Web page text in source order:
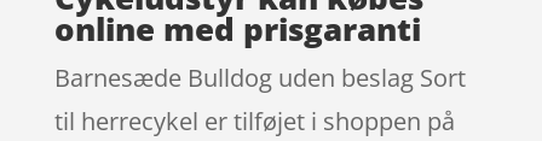
online med prisgaranti
Barnesæde Bulldog uden beslag Sort
til herrecykel er tilføjet i shoppen på